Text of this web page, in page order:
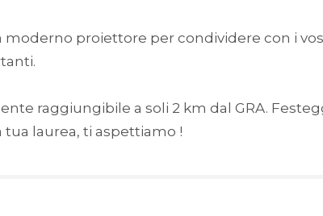
moderno proiettore per condividere con i
raggiungibile a soli 2 km dal GRA.
laurea, ti aspettiamo !